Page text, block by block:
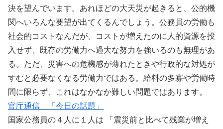
決を望んでいます。あれほどの大天災が起きると、公的機
関へいろんな要望が出てくるんでしょう。公務員の労働も
社会的コストなんだが、コストが増えたのに人的資源を投
入せず、既存の労働力へ過大な努力を強いるのも無理があ
る。ただ、災害への危機感が薄れたときや行政的な対処が
すむと必要なくなる労働力ではある。給料の多寡や労働時
間に限らず、これはなかなか難しい問題ではあります。
官庁通信 「今日の話題」
国家公務員の４人に１人は 「震災前と比べて残業が増え